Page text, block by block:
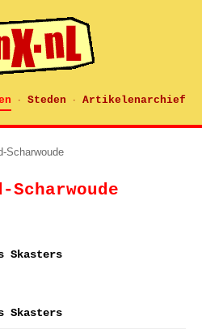
· Steden · Artikelenarchief
Scharwoude
Scharwoude
Skasters
Skasters